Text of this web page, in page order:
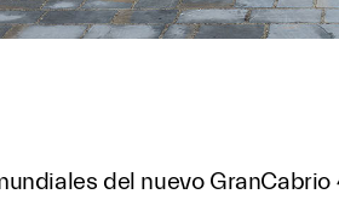
del nuevo